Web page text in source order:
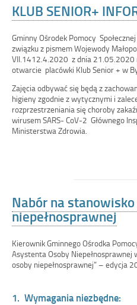
KLUB SENIOR+
Gminny Ośrodek Pomocy
związku z pismem Wojewody
VII.1412.4.2020 z dnia 21.05.2020
otwarcie placówki Klub Senior + w
Zajęcia odbywać się będą z
higieny zgodnie z wytycznymi i
rozprzestrzeniania się choroby
wirusem SARS- CoV-2 Głównego
Ministerstwa Zdrowia.
Nabór na
niepełnosprawnej
Kierownik Gminnego Ośrodka
Asystenta Osoby
osoby niepełnosprawnej” – edycja
1. Wymagania niezbędne: